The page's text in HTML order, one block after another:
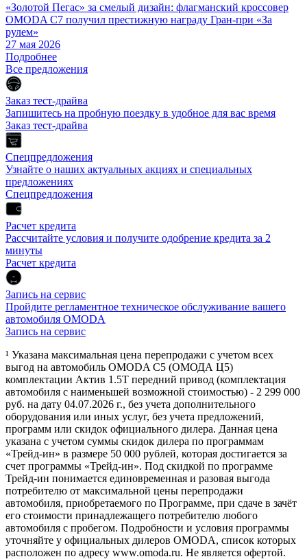
«Золотой Пегас» за смелый дизайн: флагманский кроссовер
OMODA C7 получил престижную награду Гран-при «За
рулем»
27 мая 2026
Подробнее
Все предложения
Заказ тест-драйва
Запишитесь на пробную поездку в удобное для вас время
Заказ тест-драйва
Спецпредложения
Узнайте о наших актуальных акциях и специальных
предложениях
Спецпредложения
Расчет кредита
Рассчитайте условия и получите одобрение кредита за 2
минуты
Расчет кредита
Запись на сервис
Пройдите регламентное техническое обслуживание вашего
автомобиля OMODA
Запись на сервис
¹ Указана максимальная цена перепродажи с учетом всех
выгод на автомобиль OMODA C5 (ОМОДА Ц5)
комплектации Актив 1.5Т передний привод (комплектация
автомобиля с наименьшей возможной стоимостью) - 2 299 000
руб. на дату 04.07.2026 г., без учета дополнительного
оборудования или иных услуг, без учета предложений,
программ или скидок официального дилера. Данная цена
указана с учетом суммы скидок дилера по программам
«Трейд-ин» в размере 50 000 рублей, которая достигается за
счет программы «Трейд-ин». Под скидкой по программе
Трейд-ин понимается единовременная и разовая выгода
потребителю от максимальной цены перепродажи
автомобиля, приобретаемого по Программе, при сдаче в зачёт
его стоимости принадлежащего потребителю любого
автомобиля с пробегом. Подробности и условия программы
уточняйте у официальных дилеров OMODA, список которых
расположен по адресу www.omoda.ru. Не является офертой.